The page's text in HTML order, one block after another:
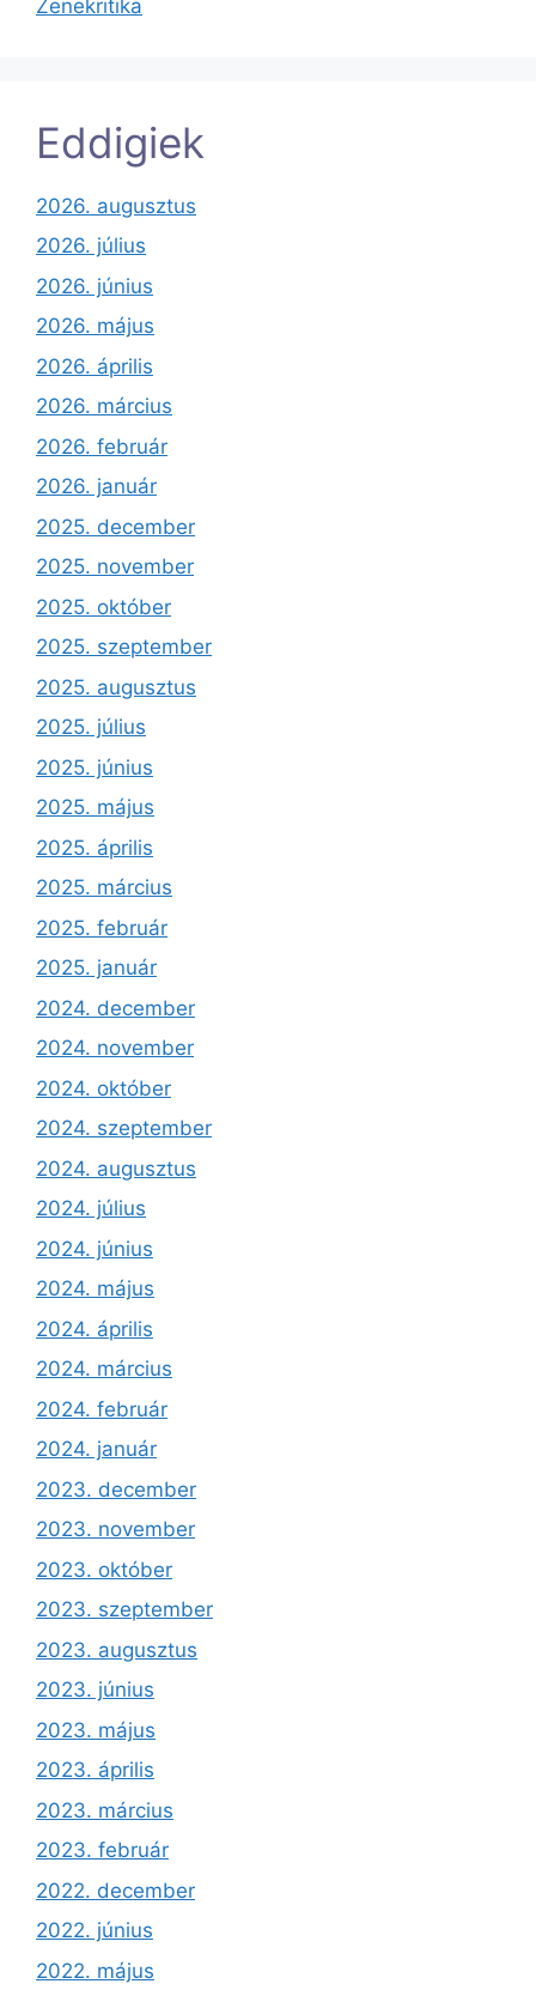
Zenekritika
Eddigiek
2026. augusztus
2026. július
2026. június
2026. május
2026. április
2026. március
2026. február
2026. január
2025. december
2025. november
2025. október
2025. szeptember
2025. augusztus
2025. július
2025. június
2025. május
2025. április
2025. március
2025. február
2025. január
2024. december
2024. november
2024. október
2024. szeptember
2024. augusztus
2024. július
2024. június
2024. május
2024. április
2024. március
2024. február
2024. január
2023. december
2023. november
2023. október
2023. szeptember
2023. augusztus
2023. június
2023. május
2023. április
2023. március
2023. február
2022. december
2022. június
2022. május